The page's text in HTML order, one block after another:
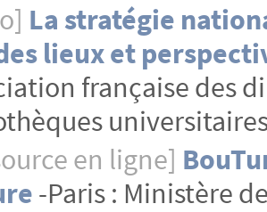
La stratégie
lieux et
française des
en ligne]
-Paris : Ministère